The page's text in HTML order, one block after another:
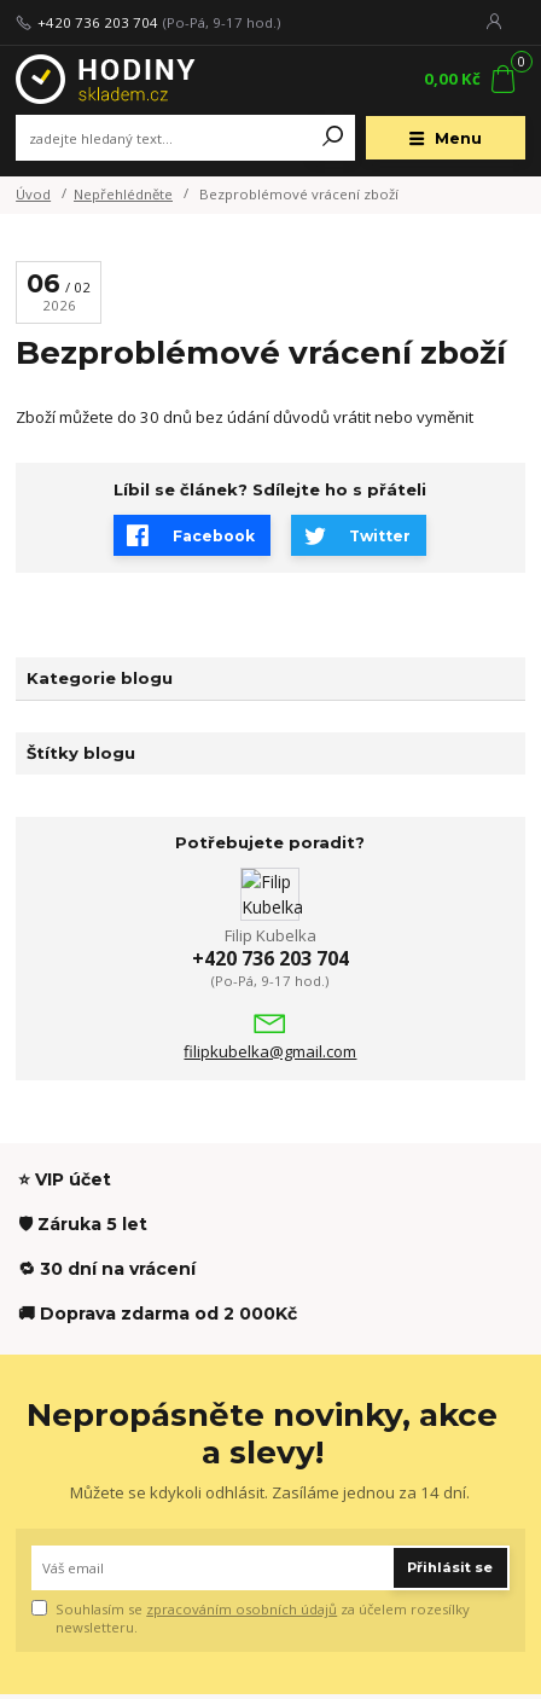
Menu
+420 736 203 704 (Po-Pá, 9-17 hod.)
0
0,00 Kč
Úvod Nepřehlédněte Bezproblémové vrácení zboží
Kategorie blogu
Štítky blogu
Potřebujete poradit?
Filip Kubelka
+420 736 203 704
(Po-Pá, 9-17 hod.)
filipkubelka@gmail.com
06
02
2026
Bezproblémové vrácení zboží
Zboží můžete do 30 dnů bez údání důvodů vrátit nebo vyměnit
Líbil se článek? Sdílejte ho s přáteli
Facebook Twitter
⭐ VIP účet
🛡️ Záruka 5 let
🔁 30 dní na vrácení
🚚 Doprava zdarma od 2 000Kč
Nepropásněte novinky, akce
a slevy!
Můžete se kdykoli odhlásit. Zasíláme jednou za 14 dní.
Přihlásit se
Souhlasím se zpracováním osobních údajů za účelem rozesílky
newsletteru.